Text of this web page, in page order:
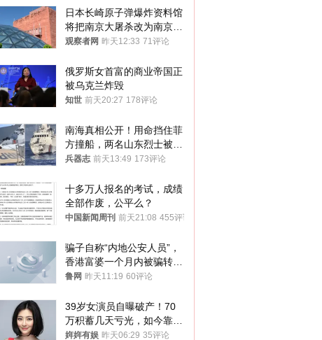
日本长崎原子弹爆炸资料馆
将把南京大屠杀改为南京事
件
观察者网 昨天12:33 71评论
俄罗斯女首富的商业帝国正
被乌克兰炸毁
知世 前天20:27 178评论
南海真相公开！用命挡住菲
方撞船，两名山东烈士被授
武警最高荣誉
兵器志 前天13:49 173评论
十多万人报名的考试，成绩
全部作废，公平么？
中国新闻周刊 前天21:08 455评论
骗子自称“内地公安人员”，
香港富婆一个月内被骗转账
81次，损失约6894万港元
鲁网 昨天11:19 60评论
39岁女演员自曝破产！70
万积蓄几天亏光，如今靠老
母亲2000元度日
姩姩有娱 昨天06:29 35评论